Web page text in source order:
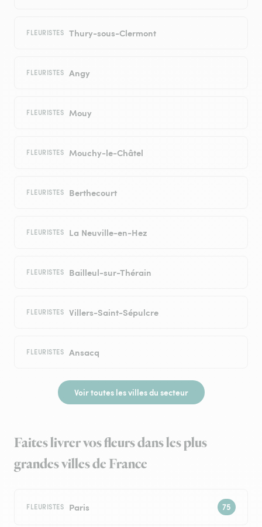
FLEURISTES Thury-sous-Clermont
FLEURISTES Angy
FLEURISTES Mouy
FLEURISTES Mouchy-le-Châtel
FLEURISTES Berthecourt
FLEURISTES La Neuville-en-Hez
FLEURISTES Bailleul-sur-Thérain
FLEURISTES Villers-Saint-Sépulcre
FLEURISTES Ansacq
Voir toutes les villes du secteur
Faites livrer vos fleurs dans les plus
grandes villes de France
FLEURISTES Paris